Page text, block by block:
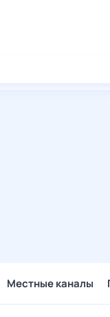
Местные каналы